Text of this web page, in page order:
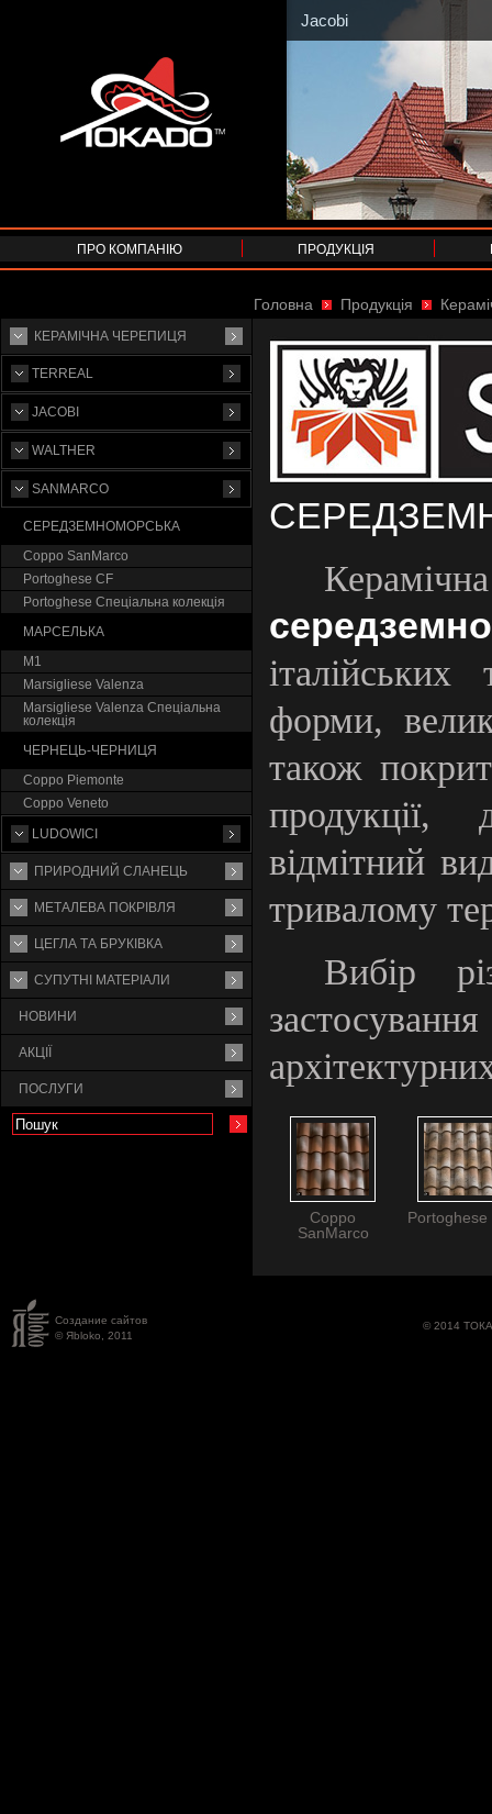
Jacobi
ПРО КОМПАНІЮ ПРОДУКЦІЯ
КЕРАМІЧНА ЧЕРЕПИЦЯ
TERREAL
JACOBI
WALTHER
SANMARCO
СЕРЕДЗЕМНОМОРСЬКА
Coppo SanMarco
Portoghese CF
Portoghese Спеціальна колекція
МАРСЕЛЬКА
М1
Marsigliese Valenza
Marsigliese Valenza Спеціальна
колекція
ЧЕРНЕЦЬ-ЧЕРНИЦЯ
Coppo Piemonte
Coppo Veneto
LUDOWICI
ПРИРОДНИЙ СЛАНЕЦЬ
МЕТАЛЕВА ПОКРІВЛЯ
ЦЕГЛА ТА БРУКІВКА
СУПУТНI МАТЕРIАЛИ
НОВИНИ
АКЦІЇ
ПОСЛУГИ
форми,
також
відмітний
тривалому
Вибір
Coppo
SanMarco
Portoghese
Головна Продукція
Создание сайтов
© Яbloko, 2011
© 2014